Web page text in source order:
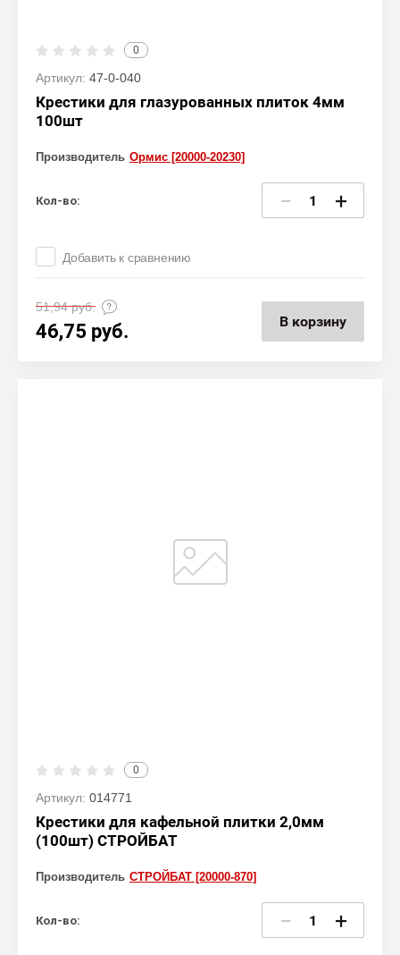
0
Артикул: 47-0-040
Крестики для глазурованных плиток 4мм
100шт
Производитель Ормис [20000-20230]
Кол-во: − +
Добавить к сравнению
51,94руб.
46,75 руб. В корзину
0
Артикул: 014771
Крестики для кафельной плитки 2,0мм
(100шт) СТРОЙБАТ
Производитель СТРОЙБАТ [20000-870]
Кол-во: − +